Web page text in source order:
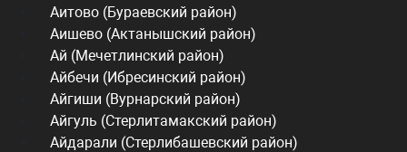
Аитово (Бураевский район)
Аишево (Актанышский район)
Ай (Мечетлинский район)
Айбечи (Ибресинский район)
Айгиши (Вурнарский район)
Айгуль (Стерлитамакский район)
Айдарали (Стерлибашевский район)